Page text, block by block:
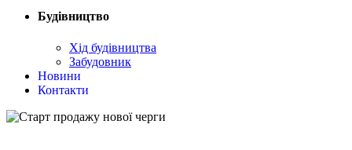
Будівництво
Хід будівництва
Забудовник
Новини
Контакти